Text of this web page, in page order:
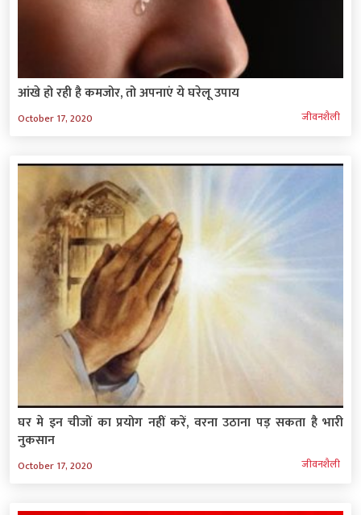
आंखे हो रही है कमजोर, तो अपनाएं ये घरेलू उपाय
October 17, 2020 जीवनशैली
घर मे इन चीजों का प्रयोग नहीं करें, वरना उठाना पड़ सकता है भारी
नुकसान
October 17, 2020 जीवनशैली